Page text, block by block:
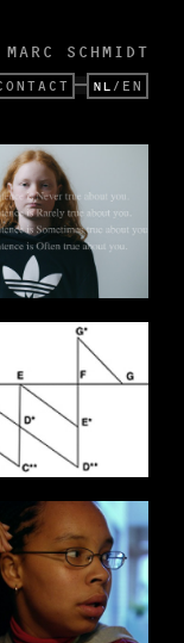
MARC SCHMIDT
NL / EN